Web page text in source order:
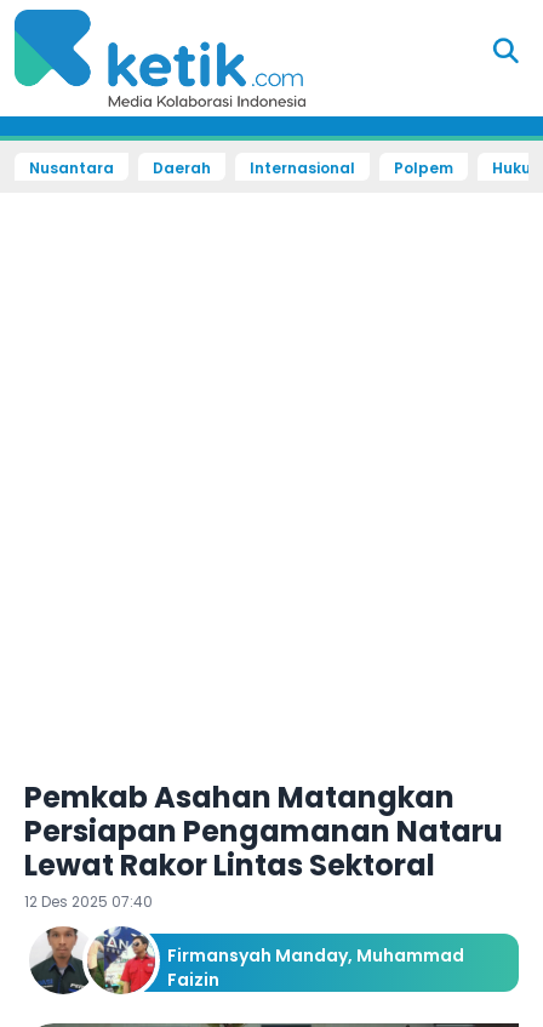
Nusantara Daerah Internasional Polpem
Pemkab Asahan Matangkan
Persiapan Pengamanan Nataru
Lewat Rakor Lintas Sektoral
12 Des 2025 07:40
Firmansyah Manday, Muhammad
Faizin
Redaksi Ketik.com